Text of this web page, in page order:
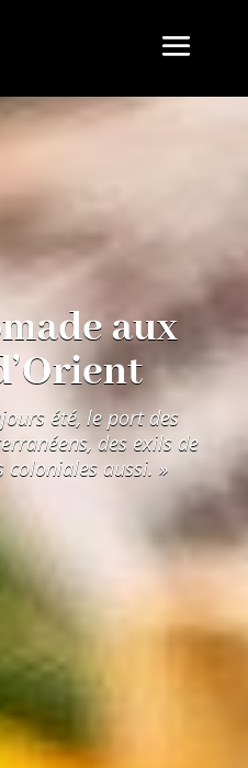
aux
été, le port des
des exils de
colo­niales aus­si. »